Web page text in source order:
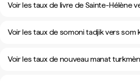
Voir les taux de livre de Sainte-Hélène
Voir les taux de somoni tadjik vers som
Voir les taux de nouveau manat